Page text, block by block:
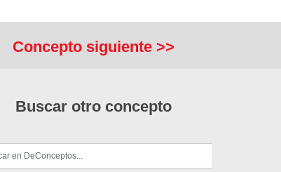
Concepto siguiente >>
Buscar otro concepto